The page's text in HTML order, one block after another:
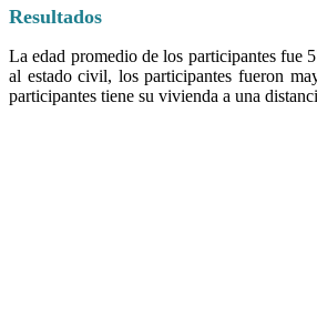
Resultados
La edad promedio de los participantes fue
al estado civil, los participantes fueron
participantes tiene su vivienda a una